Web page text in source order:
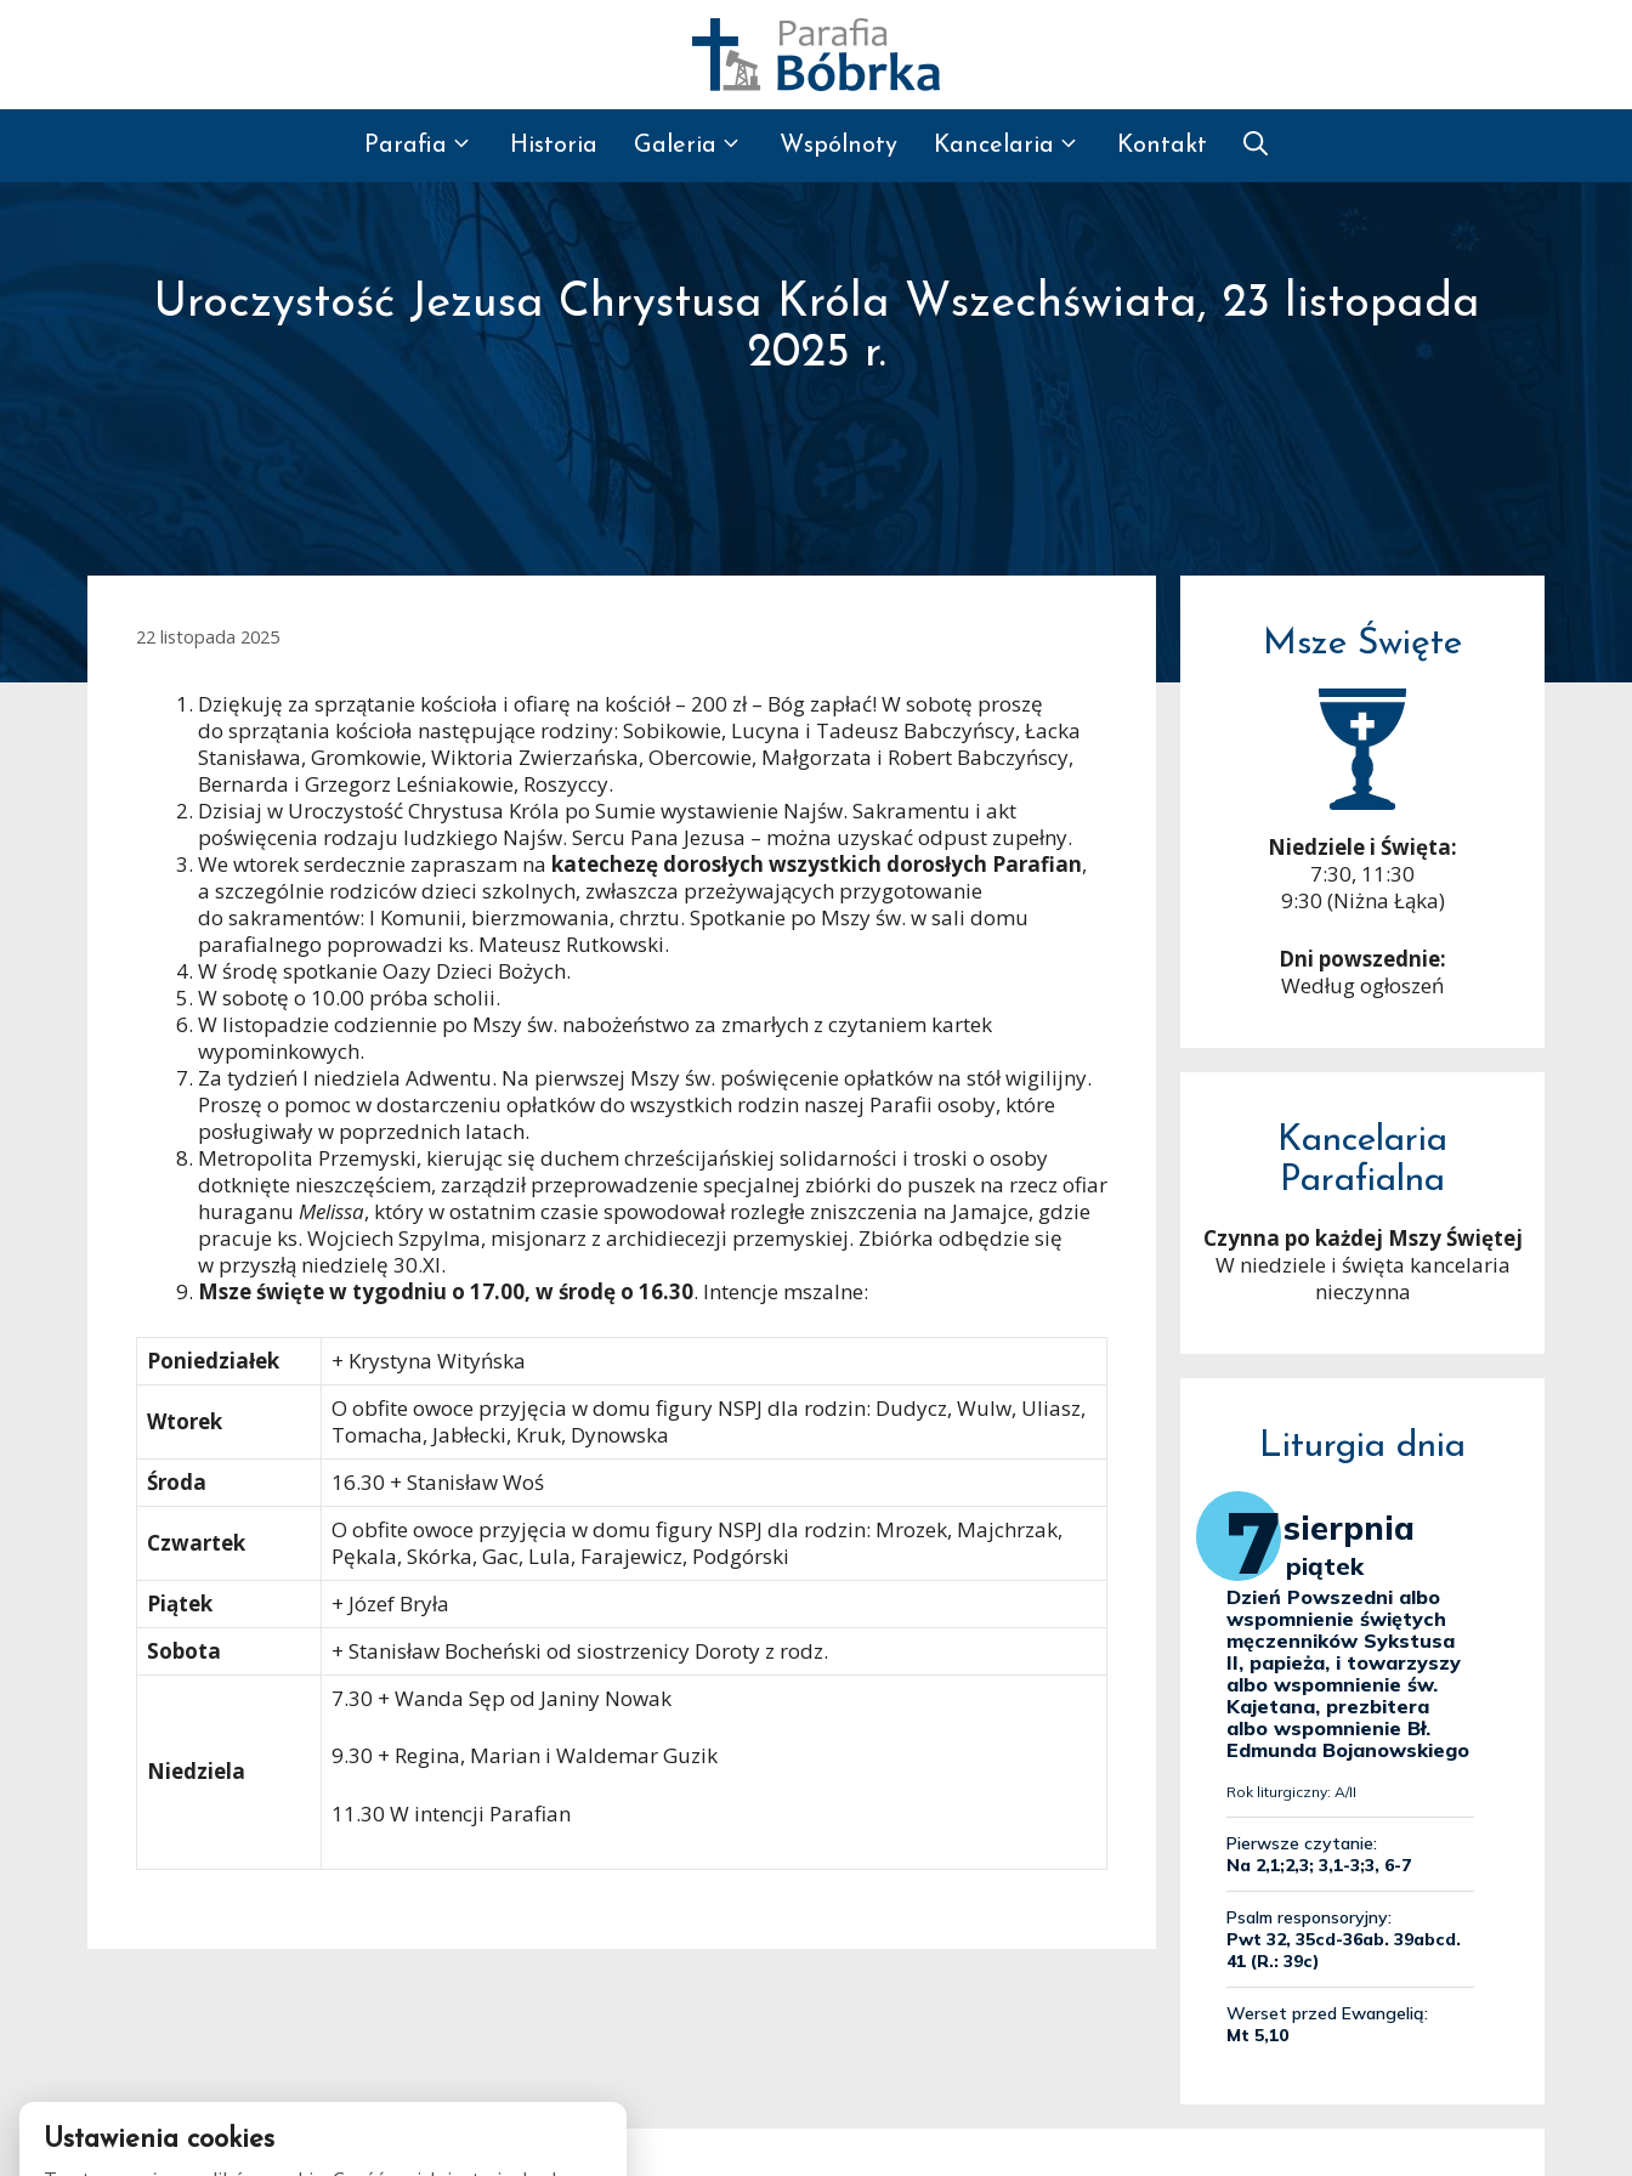
Parafia Historia Galeria Wspólnoty Kancelaria Kontakt
Uroczystość Jezusa Chrystusa Króla Wszechświata, 23 listopada
2025 r.
22 listopada 2025
Dziękuję za sprzątanie kościoła i ofiarę na kościół – 200 zł – Bóg zapłać! W sobotę proszę
do sprzątania kościoła następujące rodziny: Sobikowie, Lucyna i Tadeusz Babczyńscy, Łacka
Stanisława, Gromkowie, Wiktoria Zwierzańska, Obercowie, Małgorzata i Robert Babczyńscy,
Bernarda i Grzegorz Leśniakowie, Roszyccy.
Dzisiaj w Uroczystość Chrystusa Króla po Sumie wystawienie Najśw. Sakramentu i akt
poświęcenia rodzaju ludzkiego Najśw. Sercu Pana Jezusa – można uzyskać odpust zupełny.
We wtorek serdecznie zapraszam na katechezę dorosłych wszystkich dorosłych Parafian,
a szczególnie rodziców dzieci szkolnych, zwłaszcza przeżywających przygotowanie
do sakramentów: I Komunii, bierzmowania, chrztu. Spotkanie po Mszy św. w sali domu
parafialnego poprowadzi ks. Mateusz Rutkowski.
W środę spotkanie Oazy Dzieci Bożych.
W sobotę o 10.00 próba scholii.
W listopadzie codziennie po Mszy św. nabożeństwo za zmarłych z czytaniem kartek
wypominkowych.
Za tydzień I niedziela Adwentu. Na pierwszej Mszy św. poświęcenie opłatków na stół wigilijny.
Proszę o pomoc w dostarczeniu opłatków do wszystkich rodzin naszej Parafii osoby, które
posługiwały w poprzednich latach.
Metropolita Przemyski, kierując się duchem chrześcijańskiej solidarności i troski o osoby
dotknięte nieszczęściem, zarządził przeprowadzenie specjalnej zbiórki do puszek na rzecz ofiar
huraganu Melissa, który w ostatnim czasie spowodował rozległe zniszczenia na Jamajce, gdzie
pracuje ks. Wojciech Szpylma, misjonarz z archidiecezji przemyskiej. Zbiórka odbędzie się
w przyszłą niedzielę 30.XI.
Msze święte w tygodniu o 17.00, w środę o 16.30. Intencje mszalne:
Poniedziałek + Krystyna Wityńska
Wtorek
O obfite owoce przyjęcia w domu figury NSPJ dla rodzin: Dudycz, Wulw, Uliasz,
Tomacha, Jabłecki, Kruk, Dynowska
Środa
16.30 + Stanisław Woś
Czwartek
O obfite owoce przyjęcia w domu figury NSPJ dla rodzin: Mrozek, Majchrzak,
Pękala, Skórka, Gac, Lula, Farajewicz, Podgórski
Piątek
+ Józef Bryła
Sobota
+ Stanisław Bocheński od siostrzenicy Doroty z rodz.
Niedziela
7.30 + Wanda Sęp od Janiny Nowak
9.30 + Regina, Marian i Waldemar Guzik
11.30 W intencji Parafian
Msze Święte
Niedziele i Święta:
7:30, 11:30
9:30 (Niżna Łąka)
Dni powszednie:
Według ogłoszeń
Kancelaria
Parafialna
Czynna po każdej Mszy Świętej
W niedziele i święta kancelaria
nieczynna
Liturgia dnia
Ustawienia cookies